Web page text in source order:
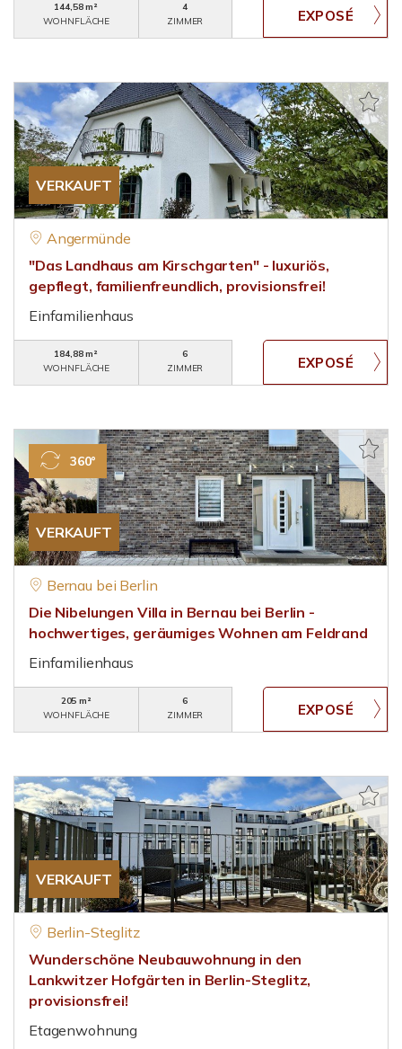
144,58 m²
WOHNFLÄCHE
4
ZIMMER
VERKAUFT
Angermünde
"Das Landhaus am Kirschgarten" - luxuriös,
gepflegt, familienfreundlich, provisionsfrei!
Einfamilienhaus
184,88 m²
WOHNFLÄCHE
6
ZIMMER
VERKAUFT
360°
Bernau bei Berlin
Die Nibelungen Villa in Bernau bei Berlin -
hochwertiges, geräumiges Wohnen am Feldrand
Einfamilienhaus
205 m²
WOHNFLÄCHE
6
ZIMMER
VERKAUFT
Berlin-Steglitz
Wunderschöne Neubauwohnung in den
Lankwitzer Hofgärten in Berlin-Steglitz,
provisionsfrei!
Etagenwohnung